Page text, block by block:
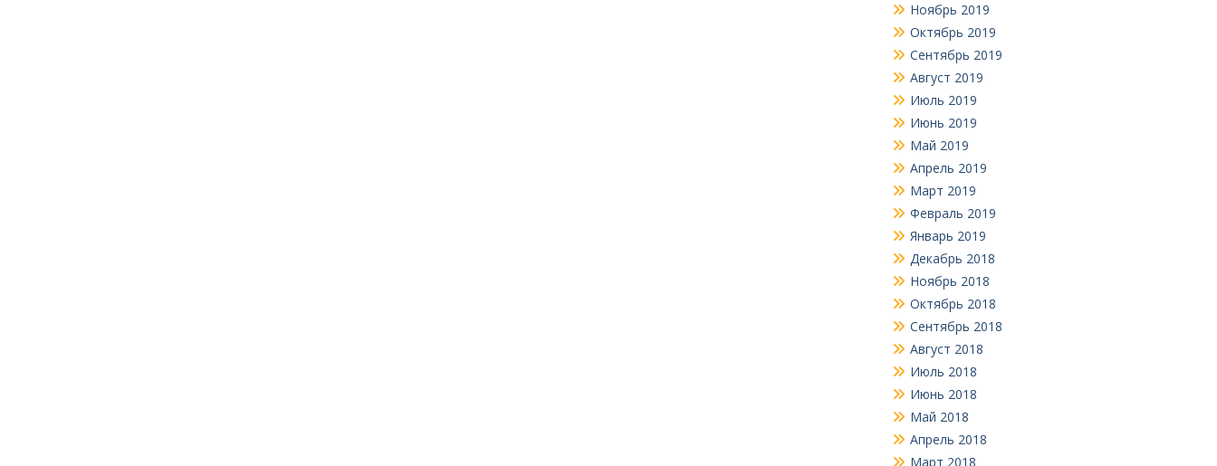
Ноябрь 2019
Октябрь 2019
Сентябрь 2019
Август 2019
Июль 2019
Июнь 2019
Май 2019
Апрель 2019
Март 2019
Февраль 2019
Январь 2019
Декабрь 2018
Ноябрь 2018
Октябрь 2018
Сентябрь 2018
Август 2018
Июль 2018
Июнь 2018
Май 2018
Апрель 2018
Март 2018